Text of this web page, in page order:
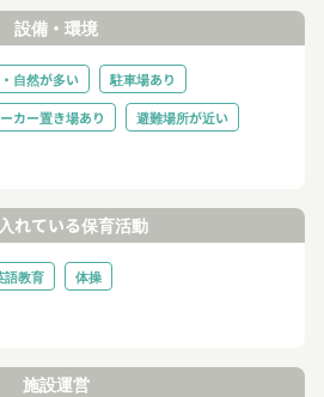
設備・環境
自然が多い
駐車場あり
カー置き場あり
避難場所が近い
れている保育活動
語教育
体操
施設運営